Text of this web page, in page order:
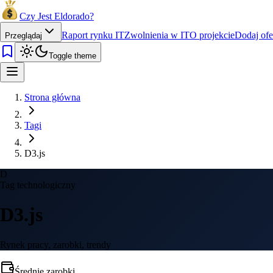
Czy Jest Eldorado?
Przeglądaj Raport rynku ITZwolnienia w ITO projekcieDodaj
Toggle theme
Strona główna
Tagi
D3.js
D
Tag technologiczny
D3.js
Rynek pracy, zarobki, trendy